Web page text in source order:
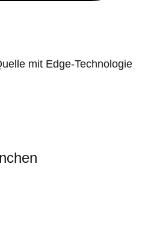
mit Edge-Technologie